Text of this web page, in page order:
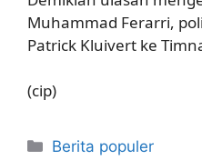
Muhammad Ferarri,
Patrick Kluivert ke
(cip)
Kategori
Berita populer